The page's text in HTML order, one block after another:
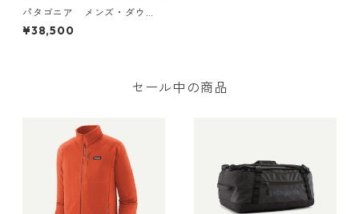
パタゴニア メンズ・ダウ
ン・セーター (カラー New N
avy) Patagonia Men's Down
¥38,500
セール中の商品